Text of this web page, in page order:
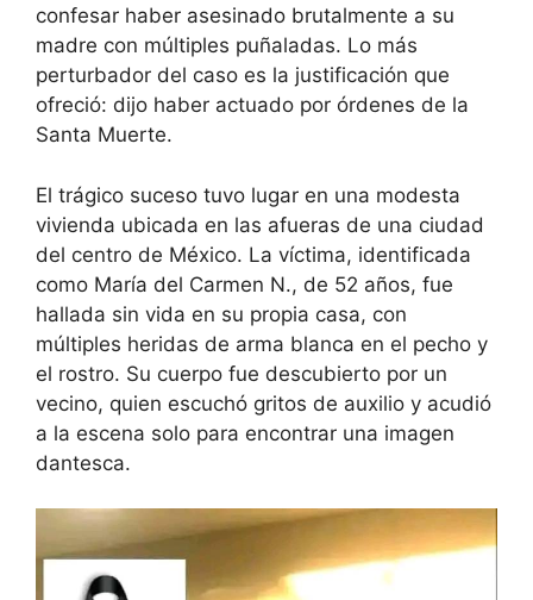
confesar haber asesinado brutalmente a su
madre con múltiples puñaladas. Lo más
perturbador del caso es la justificación que
ofreció: dijo haber actuado por órdenes de la
Santa Muerte.
El trágico suceso tuvo lugar en una modesta
vivienda ubicada en las afueras de una ciudad
del centro de México. La víctima, identificada
como María del Carmen N., de 52 años, fue
hallada sin vida en su propia casa, con
múltiples heridas de arma blanca en el pecho y
el rostro. Su cuerpo fue descubierto por un
vecino, quien escuchó gritos de auxilio y acudió
a la escena solo para encontrar una imagen
dantesca.